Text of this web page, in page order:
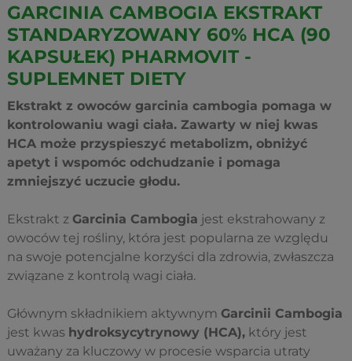
GARCINIA CAMBOGIA EKSTRAKT
STANDARYZOWANY 60% HCA (90
KAPSUŁEK) PHARMOVIT -
SUPLEMNET DIETY
Ekstrakt z owoców garcinia cambogia pomaga w
kontrolowaniu wagi ciała. Zawarty w niej kwas
HCA może przyspieszyć metabolizm, obniżyć
apetyt i wspomóc odchudzanie i pomaga
zmniejszyć uczucie głodu.
Ekstrakt z Garcinia Cambogia jest ekstrahowany z
owoców tej rośliny, która jest popularna ze względu
na swoje potencjalne korzyści dla zdrowia, zwłaszcza
związane z kontrolą wagi ciała.
Głównym składnikiem aktywnym Garcinii Cambogia
jest kwas hydroksycytrynowy (HCA), który jest
uważany za kluczowy w procesie wsparcia utraty